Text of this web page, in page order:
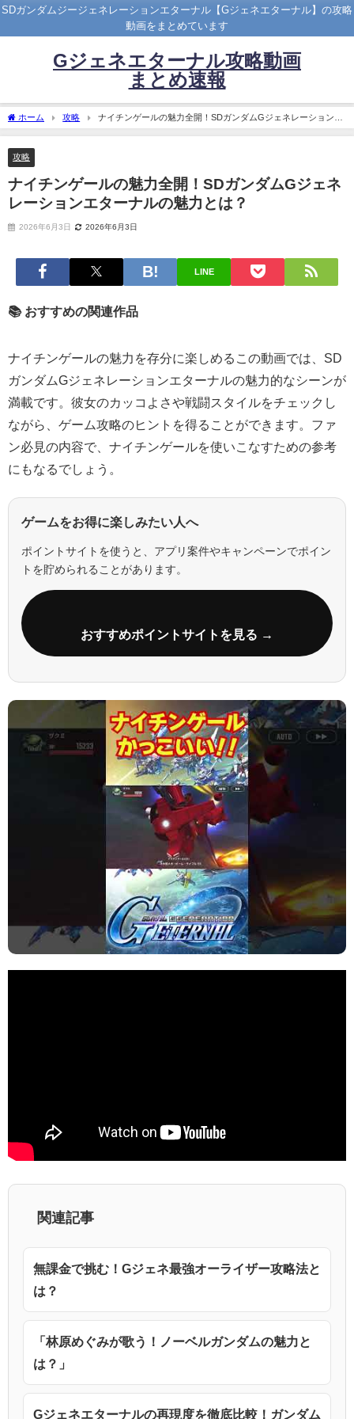
SDガンダムジージェネレーションエターナル【Gジェネエターナル】の攻略
動画をまとめています
Gジェネエターナル攻略動画
まとめ速報
ホーム 攻略
ナイチンゲールの魅力全開！SDガンダムGジェネレーションエ
ターナルの魅力とは？
攻略
ナイチンゲールの魅力全開！SDガンダムGジェネ
レーションエターナルの魅力とは？
2026年6月3日 2026年6月3日
LINE
📚 おすすめの関連作品
ナイチンゲールの魅力を存分に楽しめるこの動画では、SD
ガンダムGジェネレーションエターナルの魅力的なシーンが
満載です。彼女のカッコよさや戦闘スタイルをチェックし
ながら、ゲーム攻略のヒントを得ることができます。ファ
ン必見の内容で、ナイチンゲールを使いこなすための参考
にもなるでしょう。
ゲームをお得に楽しみたい人へ
ポイントサイトを使うと、アプリ案件やキャンペーンでポイン
トを貯められることがあります。
おすすめポイントサイトを見る →
関連記事
無課金で挑む！Gジェネ最強オーライザー攻略法と
は？
「林原めぐみが歌う！ノーベルガンダムの魅力と
は？」
Gジェネエターナルの再現度を徹底比較！ガンダム